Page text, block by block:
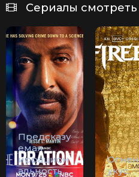
Сериалы смотреть
Предсказу
емая
иррацион
альность
укус